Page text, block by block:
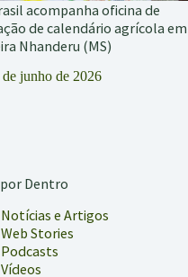
acompanha oficina de
de calendário agrícola em
Nhanderu (MS)
de junho de 2026
Dentro
Notícias e Artigos
Web Stories
Podcasts
Vídeos